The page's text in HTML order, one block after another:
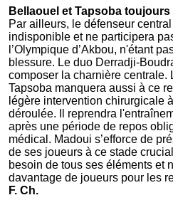
Bellaouel et Tapsoba
Par ailleurs, le défenseur
indisponible et ne participera
l’Olympique d’Akbou, n'étant
blessure. Le duo Derradji-
composer la charnière centrale.
Tapsoba manquera aussi à ce
légère intervention chirurgicale
déroulée. Il reprendra
après une période de repos
médical. Madoui s’efforce de
de ses joueurs à ce stade
besoin de tous ses éléments et
davantage de joueurs pour les
F. Ch.